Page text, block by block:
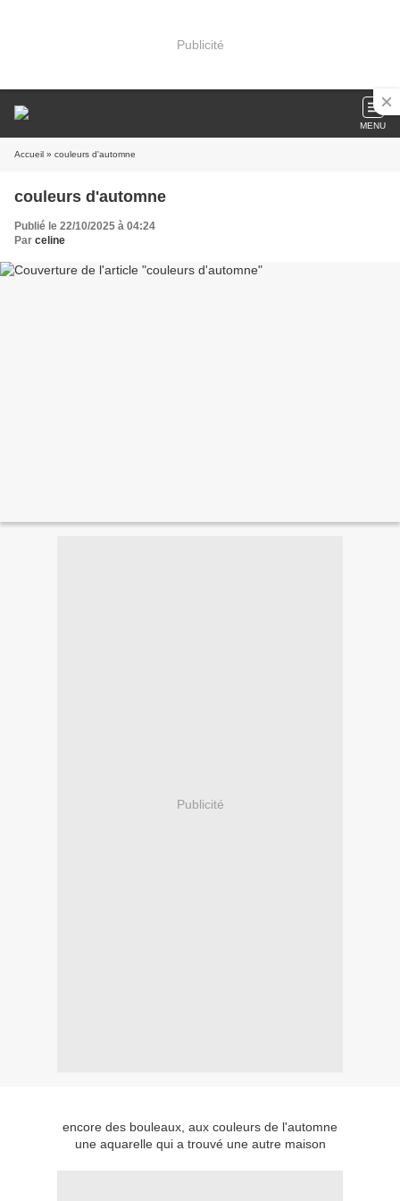
Publicité
MENU
Accueil » couleurs d'automne
couleurs d'automne
Publié le 22/10/2025 à 04:24
Par celine
Publicité
encore des bouleaux, aux couleurs de l'automne
une aquarelle qui a trouvé une autre maison